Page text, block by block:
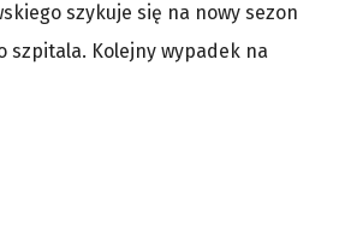
szykuje się na nowy sezon
szpitala. Kolejny wypadek na